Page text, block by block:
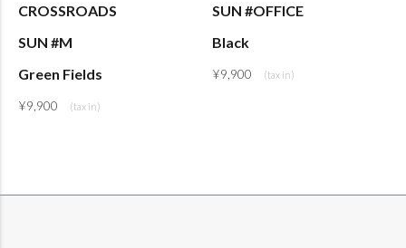
CROSSROADS
SUN #M
Green Fields
¥9,900
SUN #OFFICE
Black
¥9,900